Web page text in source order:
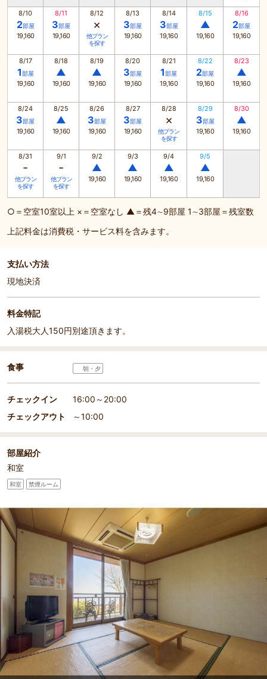
8/10
2部屋
19,160
8/11
3部屋
19,160
8/12
×
他プラン
を探す
8/13
3部屋
19,160
8/14
3部屋
19,160
8/15
▲
19,160
8/16
2部屋
19,160
8/17
1部屋
19,160
8/18
▲
19,160
8/19
▲
19,160
8/20
3部屋
19,160
8/21
1部屋
19,160
8/22
2部屋
19,160
8/23
▲
19,160
8/24
3部屋
19,160
8/25
▲
19,160
8/26
3部屋
19,160
8/27
3部屋
19,160
8/28
×
他プラン
を探す
8/29
3部屋
19,160
8/30
▲
19,160
8/31
-
他プラン
を探す
9/1
-
他プラン
を探す
9/2
▲
19,160
9/3
▲
19,160
9/4
▲
19,160
9/5
▲
19,160
○＝空室10室以上 ×＝空室なし ▲＝残4∼9部屋 1∼3部屋＝残室数
上記料金は消費税・サービス料を含みます。
支払い方法
現地決済
料金特記
入湯税大人150円別途頂きます。
食事 朝・夕
チェックイン
16:00～20:00
チェックアウト
～10:00
部屋紹介
和室
和室 禁煙ルーム